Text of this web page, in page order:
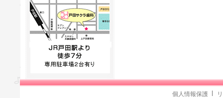
個人情報保護